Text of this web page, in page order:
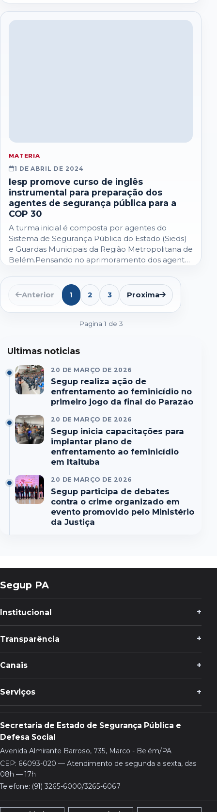
MATERIA
1 DE ABRIL DE 2024
Iesp promove curso de inglês
instrumental para preparação dos
agentes de segurança pública para a
COP 30
A turma inicial é composta por agentes do
Sistema de Segurança Pública do Estado (Sieds)
e Guardas Municipais da Região Metropolitana de
Belém.Pensando no aprimoramento dos agentes
Anterior 1 2 3 Proxima
Pagina 1 de 3
Ultimas noticias
20 DE MARÇO DE 2026
Segup realiza ação de
enfrentamento ao feminicídio no
primeiro jogo da final do Parazão
20 DE MARÇO DE 2026
Segup inicia capacitações para
implantar plano de
enfrentamento ao feminicídio
em Itaituba
20 DE MARÇO DE 2026
Segup participa de debates
contra o crime organizado em
evento promovido pelo Ministério
da Justiça
Segup PA
Institucional
Transparência
Canais
Serviços
Secretaria de Estado de Segurança Pública e
Defesa Social
Avenida Almirante Barroso, 735, Marco - Belém/PA
CEP: 66093-020 — Atendimento de segunda a sexta, das
08h — 17h
Telefone: (91) 3265-6000/3265-6067